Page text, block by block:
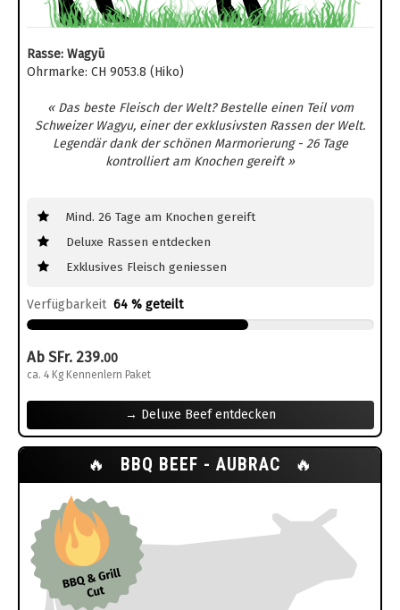
Rasse: Wagyū
Ohrmarke: CH 9053.8 (Hiko)
« Das beste Fleisch der Welt? Bestelle einen Teil vom
Schweizer Wagyu, einer der exklusivsten Rassen der Welt.
Legendär dank der schönen Marmorierung - 26 Tage
kontrolliert am Knochen gereift »
Mind. 26 Tage am Knochen gereift
Deluxe Rassen entdecken
Exklusives Fleisch geniessen
Verfügbarkeit 64 % geteilt
Ab SFr. 239.00
ca. 4 Kg Kennenlern Paket
→ Deluxe Beef entdecken
🔥 BBQ BEEF - AUBRAC 🔥